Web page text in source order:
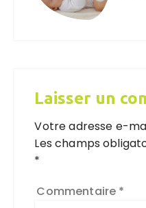
Laisser un
Votre adresse e-
Les champs
*
Commentaire *